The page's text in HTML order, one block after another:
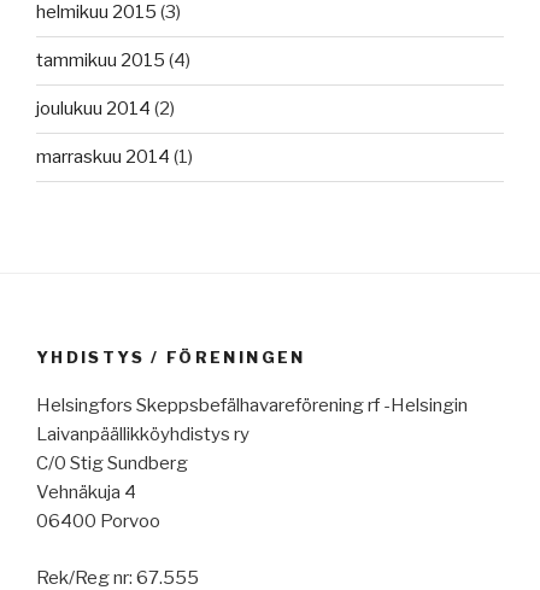
helmikuu 2015 (3)
tammikuu 2015 (4)
joulukuu 2014 (2)
marraskuu 2014 (1)
YHDISTYS / FÖRENINGEN
Helsingfors Skeppsbefälhavareförening rf -Helsingin
Laivanpäällikköyhdistys ry
C/0 Stig Sundberg
Vehnäkuja 4
06400 Porvoo
Rek/Reg nr: 67.555